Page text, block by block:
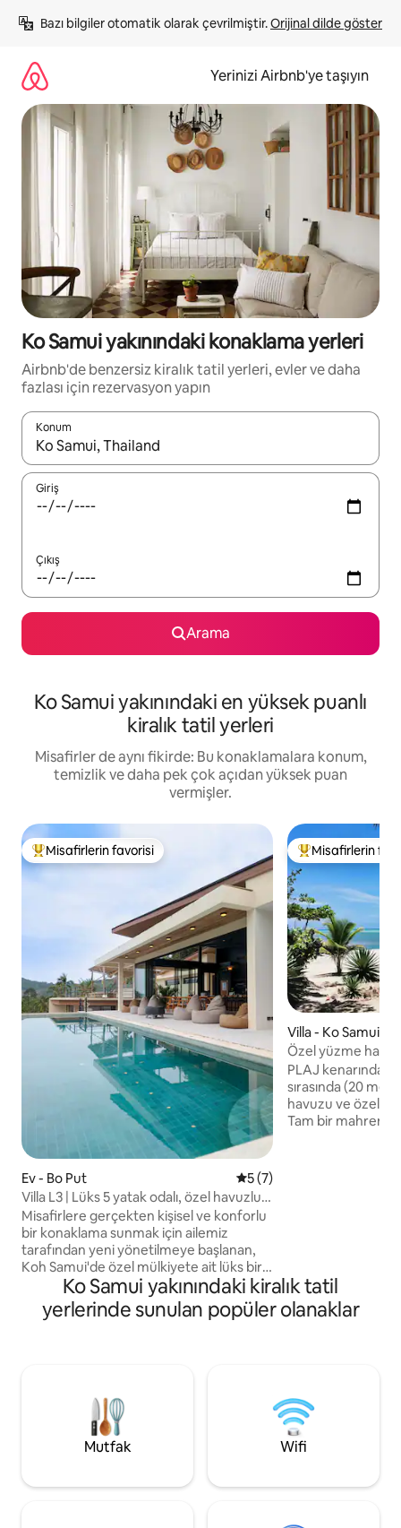
atla
Bazı bilgiler otomatik olarak çevrilmiştir. Orijinal dilde göster
Yerinizi Airbnb'ye taşıyın
Ko Samui yakınındaki konaklama yerleri
Airbnb'de benzersiz kiralık tatil yerleri, evler ve daha
fazlası için rezervasyon yapın
Konum
Sonuçlar kullanılabilir olduğunda yukarı ve aşağı oklarıyla
Giriş
Çıkış
Arama
Ko Samui yakınındaki en yüksek puanlı
kiralık tatil yerleri
Misafirler de aynı fikirde: Bu konaklamalara konum,
temizlik ve daha pek çok açıdan yüksek puan
vermişler.
Misafirlerin favorilerinden en beğenilenler arasında
Misafirlerin favorisi
Ev - Bo Put 5 üzerinden ortalama 5
5 (7)
Villa L3 | Lüks 5 yatak odalı, özel havuzlu
villa
Misafirlere gerçekten kişisel ve konforlu
bir konaklama sunmak için ailemiz
tarafından yeni yönetilmeye başlanan,
Koh Samui'de özel mülkiyete ait lüks bir
dinlenme yeri olan L3 Villa'ya hoş
geldiniz. Geniş alan, mahremiyet ve
rahatlık düşünülerek tasarlanan villamız,
ebeveyn banyosu bulunan 5 yatak odası
bulunuyor; böylece herkes hem ortak
anların hem de kişisel alanının keyfini
Misafirlerin
Misafirlerin
Villa - Ko Samui
Özel yüzme
villa
PLAJ kenarında
sırasında (20
havuzu ve özel
Tam bir
okuyabilir,
açıklamaları
Ko Samui yakınındaki kiralık tatil
yerlerinde sunulan popüler olanaklar
Mutfak Wifi